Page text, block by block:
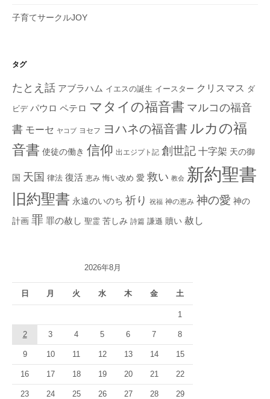
子育てサークルJOY
タグ
たとえ話 アブラハム イエスの誕生 イースター クリスマス ダ
ビデ パウロ ペテロ マタイの福音書 マルコの福音
書 モーセ ヤコブ ヨセフ ヨハネの福音書 ルカの福
音書 使徒の働き 信仰 出エジプト記 創世記 十字架 天の御
国 天国 律法 復活 恵み 悔い改め 愛 救い 教会 新約聖書
旧約聖書 永遠のいのち 祈り 祝福 神の恵み 神の愛 神の
計画 罪 罪の赦し 聖霊 苦しみ 詩篇 謙遜 贖い 赦し
2026年8月
日 月 火 水 木 金 土
1
2 3 4 5 6 7 8
9 10 11 12 13 14 15
16 17 18 19 20 21 22
23 24 25 26 27 28 29